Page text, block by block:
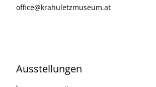
office@krahuletzmuseum.at
Ausstellungen